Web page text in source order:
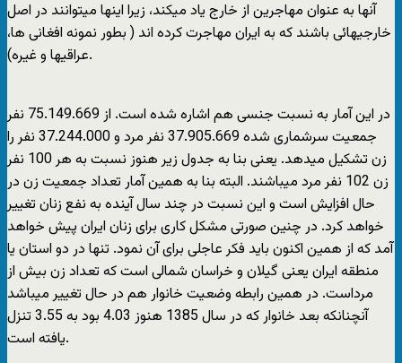
آنها به عنوان مهاجرین از خارج یاد میکند، زیرا اینها میتوانند در اصل
خارجیهائی باشند که به ایران مهاجرت کرده اند ( بطور نمونه افغانی ها،
عراقیها و غیره).
در این آمار به نسبت جنسی هم اشاره شده است. از 75.149.669 نفر
جمعیت سرشماری شده 37.905.669 نفر مرد و 37.244.000 نفر را
زن تشکیل میدهد. یعنی بنا به جدول زیر هنوز نسبت به هر 100 نفر
زن 102 نفر مرد میباشند. البته بنا به همین آمار تعداد جمعیت زن در
حال افزایش است و این نسبت در چند سال آینده به نفع زنان تغییر
خواهد کرد. در چنین صورتی مشکل کاری برای زنان ایران پیش خواهد
آمد که از همین اکنون باید فکر عاجلی برای آن نمود. تنها در دو استان یا
منطقه ایران یعنی گیلان و خراسان شمالی است که تعداد زن بیش از
مرداست. در همین رابطه وضعیت خانوار هم در حال تغییر میباشد
آنچنانکه بعد خانوار که در سال 1385 هنوز 4.03 بود به 3.55 تنزل
یافته است.